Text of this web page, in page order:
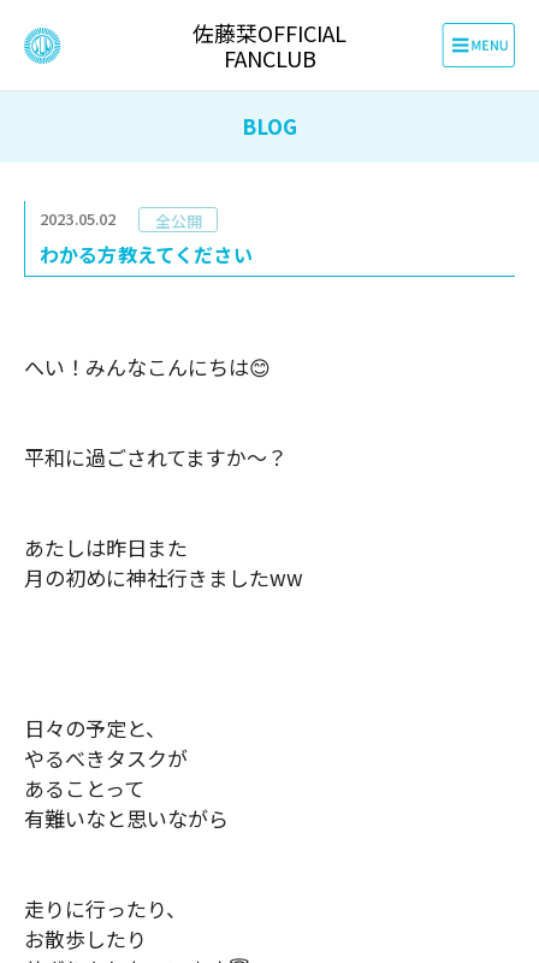
佐藤栞OFFICIAL
FANCLUB
BLOG
2023.05.02 全公開
わかる方教えてください
へい！みんなこんにちは😊
平和に過ごされてますか〜？
あたしは昨日また
月の初めに神社行きましたww
日々の予定と、
やるべきタスクが
あることって
有難いなと思いながら
走りに行ったり、
お散歩したり